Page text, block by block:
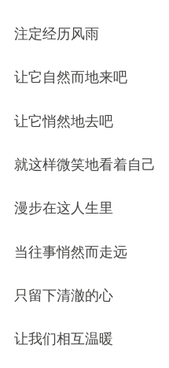
注定经历风雨
让它自然而地来吧
让它悄然地去吧
就这样微笑地看着自己
漫步在这人生里
当往事悄然而走远
只留下清澈的心
让我们相互温暖